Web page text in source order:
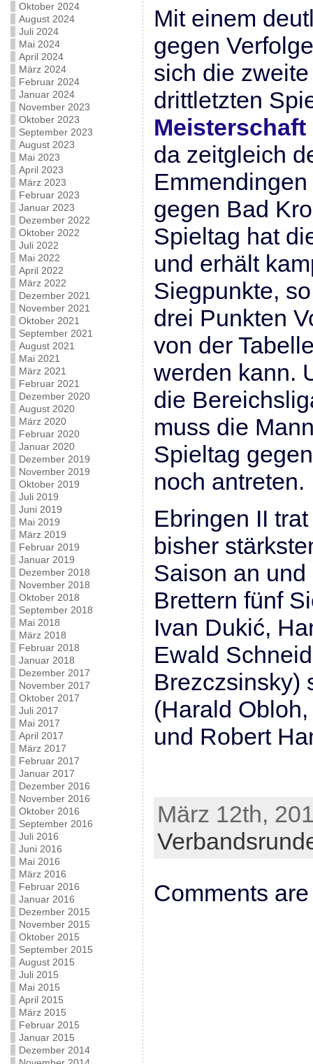
Oktober 2024
August 2024
Juli 2024
Mai 2024
April 2024
März 2024
Februar 2024
Januar 2024
November 2023
Oktober 2023
September 2023
August 2023
Mai 2023
April 2023
März 2023
Februar 2023
Januar 2023
Dezember 2022
Oktober 2022
Juli 2022
Mai 2022
April 2022
März 2022
Dezember 2021
November 2021
Oktober 2021
September 2021
August 2021
Mai 2021
März 2021
Februar 2021
Dezember 2020
August 2020
März 2020
Februar 2020
Januar 2020
Dezember 2019
November 2019
Oktober 2019
Juli 2019
Juni 2019
Mai 2019
März 2019
Februar 2019
Januar 2019
Dezember 2018
November 2018
Oktober 2018
September 2018
Mai 2018
März 2018
Februar 2018
Januar 2018
Dezember 2017
November 2017
Oktober 2017
Juli 2017
Mai 2017
April 2017
März 2017
Februar 2017
Januar 2017
Dezember 2016
November 2016
Oktober 2016
September 2016
Juli 2016
Juni 2016
Mai 2016
März 2016
Februar 2016
Januar 2016
Dezember 2015
November 2015
Oktober 2015
September 2015
August 2015
Juli 2015
Mai 2015
April 2015
März 2015
Februar 2015
Januar 2015
Dezember 2014
Mit einem
gegen
sich die
drittletzten
da zeitgleich
gegen Bad
Spieltag hat
und erhält
Siegpunkte,
drei Punkten
von der
werden kann.
die
muss die
Spieltag
noch antreten.
Ebringen II
bisher
Saison an
Brettern fünf
Ivan Dukić,
Ewald
Brezczsinsky)
(Harald
und Robert
März 12th,
Comments